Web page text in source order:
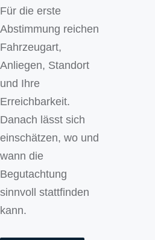
Für die erste
Abstimmung reichen
Fahrzeugart,
Anliegen, Standort
und Ihre
Erreichbarkeit.
Danach lässt sich
einschätzen, wo und
wann die
Begutachtung
sinnvoll stattfinden
kann.